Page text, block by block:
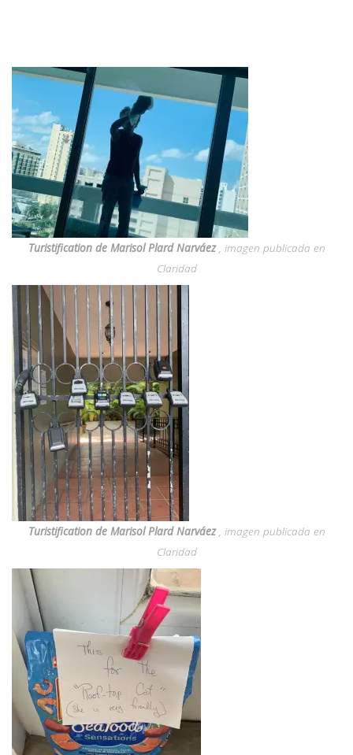
Turistification de Marisol Plard Narváez, imagen publicada en
Claridad
Turistification de Marisol Plard Narváez, imagen publicada en
Claridad